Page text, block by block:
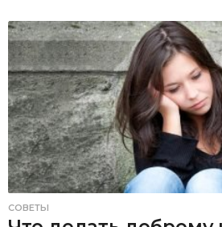
СОВЕТЫ